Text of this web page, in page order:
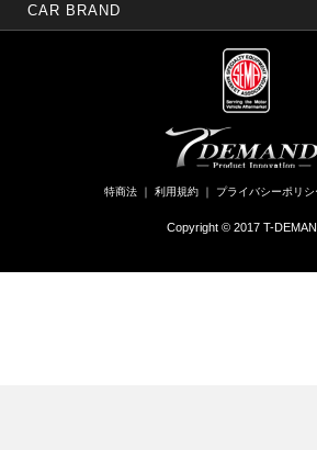
CAR BRAND
特商法 利用規約 プライバシーポリシ
Copyright © 2017 T-